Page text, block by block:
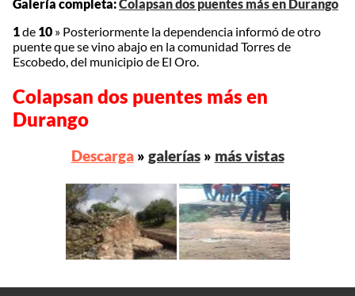
Galería completa:Colapsan dos puentes más en Durango
1de 10 » Posteriormente la dependencia informó de otro
puente que se vino abajo en la comunidad Torres de
Escobedo, del municipio de El Oro.
Colapsan dos puentes más en
Durango
Descarga» galerías» más vistas